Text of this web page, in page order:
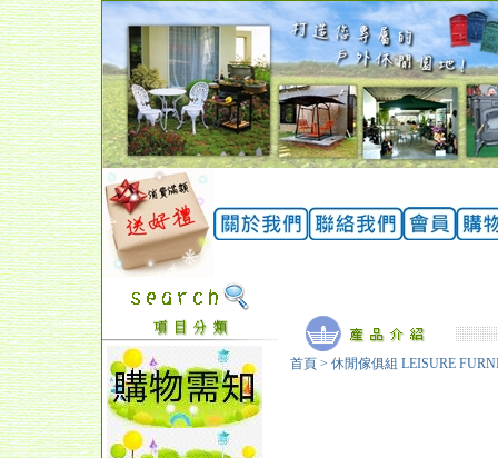
首頁 > 休閒傢俱組 LEISURE